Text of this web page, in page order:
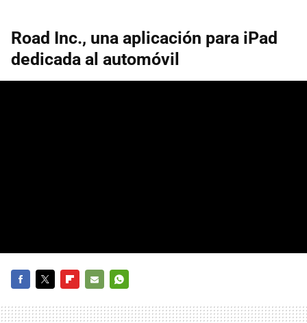
Road Inc., una aplicación para iPad
dedicada al automóvil
MAIL